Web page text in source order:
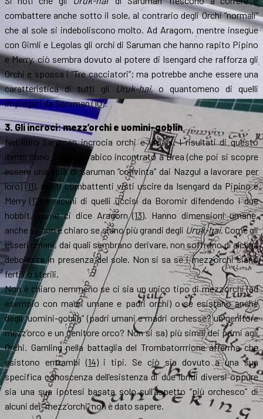
combattere anche sotto il sole, al contrario degli Orchi “normali”
che al sole si indeboliscono molto. Ad Aragorn, mentre insegue
con Gimli e Legolas gli orchi di Saruman che hanno rapito Pipino
e Merry, ciò sembra dovuto al potere di Isengard che rafforza gli
Orchi e spossa i “Tre cacciatori”; ma potrebbe anche essere una
caratteristica di tutti gli Uruk-hai, o quantomeno di quelli
impiegati da Saruman(10).
3. Gli incroci: mezz’orchi e uomini-goblin
Nel libro Saruman incrocia orchi e umani. I risultati di questo
ibrido sono il tizio strabico incontrato a Brea (che poi si scopre
essere una spia di Saruman “convinta” dai Nazgul a lavorare per
loro)(11), molti combattenti visti uscire da Isengard da Pipino e
Merry(12)
e alcuni di quelli uccisi da Boromir difendendo i due
hobbit, come ci dice Aragorn(13) . Hanno dimensioni umane,
anche se non è chiaro se siano più grandi degli Uruk-hai. Come gli
esseri umani, dai quali sembrano derivare, non soffrono di alcuna
debolezza in presenza del sole. Non si sa se i mezz’orchi siano
fertili o sterili.
Non è chiaro nemmeno se ci sia un unico tipo di mezz’orchi (ad
esempio con madri umane e padri orchi) o se esistano anche
degli “uomini-goblin” (padri umani e madri orchesse? un genitore
mezz’orco e un genitore orco? Non si sa) più simili dei primi agli
Orchi. Gamling nella battaglia del Trombatorrrione afferma che
esistono entrambi(14)i tipi. Se ciò sia dovuto a una sua
specifica conoscenza dell’esistenza di due ibridi diversi oppure
sia una sua ipotesi basata solo sull’aspetto “più orchesco” di
alcuni dei “mezz’orchi” non è dato sapere.